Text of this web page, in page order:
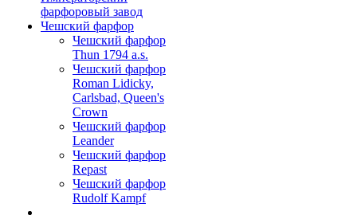
фарфоровый завод
Чешский фарфор
Чешский фарфор
Thun 1794 a.s.
Чешский фарфор
Roman Lidicky,
Carlsbad, Queen's
Crown
Чешский фарфор
Leander
Чешский фарфор
Repast
Чешский фарфор
Rudolf Kampf